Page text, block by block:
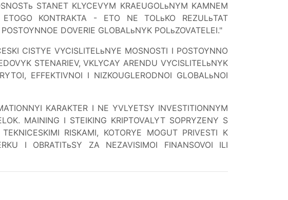
STANET KLYCEVYM KRAEUGOLьNYM KAMNEM
ETOGO KONTRAKTA - ETO NE TOLьKO REZULьTAT
DOVERIE GLOBALьNYK POLьZOVATELEI."
CISTYE VYCISLITELьNYE MOSNOSTI I POSTOYNNO
STENARIEV, VKLYCAY ARENDU VYCISLITELьNYK
EFFEKTIVNOI I NIZKOUGLERODNOI GLOBALьNOI
KARAKTER I NE YVLYETSY INVESTITIONNYM
MAINING I STEIKING KRIPTOVALYT SOPRYZENY S
RISKAMI, KOTORYE MOGUT PRIVESTI K
I OBRATITьSY ZA NEZAVISIMOI FINANSOVOI ILI